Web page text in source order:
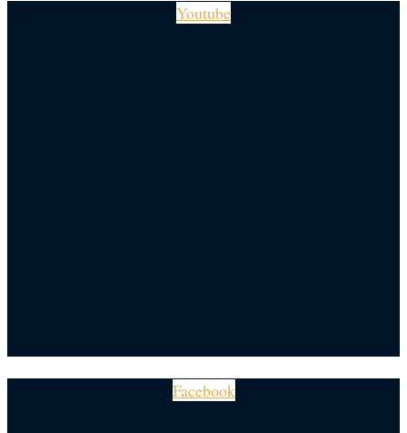
Youtube
Facebook